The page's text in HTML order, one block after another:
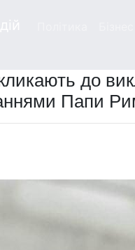
до
Папи